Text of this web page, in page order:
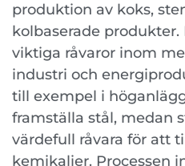
produktion av koks,
kolbaserade produkter.
viktiga råvaror inom
industri och
till exempel i
framställa stål, medan
värdefull råvara för att
kemikalier. Processen